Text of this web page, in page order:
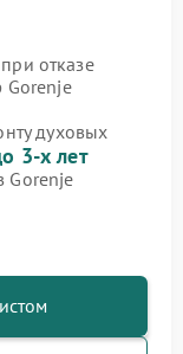
отказе
Gorenje
духовых
3-х лет
Gorenje